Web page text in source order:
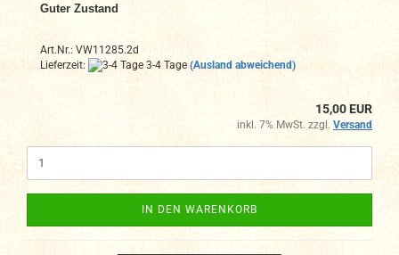
Guter Zustand
Art.Nr.: VW11285.2d
Lieferzeit:
3-4 Tage (Ausland abweichend)
15,00 EUR
inkl. 7% MwSt. zzgl. Versand
IN DEN WARENKORB